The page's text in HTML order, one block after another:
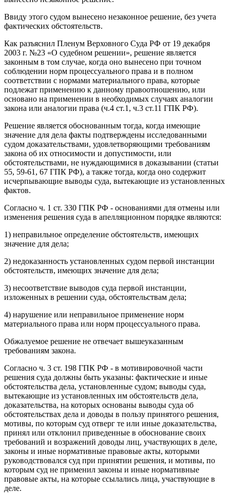
Ввиду этого судом вынесено незаконное решение, без учета
фактических обстоятельств.
Как разъяснил Пленум Верховного Суда РФ от 19 декабря
2003 г. №23 «О судебном решении», решение является
законным в том случае, когда оно вынесено при точном
соблюдении норм процессуального права и в полном
соответствии с нормами материального права, которые
подлежат применению к данному правоотношению, или
основано на применении в необходимых случаях аналогии
закона или аналогии права (ч.4 ст.1, ч.3 ст.11 ГПК РФ).
Решение является обоснованным тогда, когда имеющие
значение для дела факты подтверждены исследованными
судом доказательствами, удовлетворяющими требованиям
закона об их относимости и допустимости, или
обстоятельствами, не нуждающимися в доказывании (статьи
55, 59-61, 67 ГПК РФ), а также тогда, когда оно содержит
исчерпывающие выводы суда, вытекающие из установленных
фактов.
Согласно ч. 1 ст. 330 ГПК РФ - основаниями для отмены или
изменения решения суда в апелляционном порядке являются:
1) неправильное определение обстоятельств, имеющих
значение для дела;
2) недоказанность установленных судом первой инстанции
обстоятельств, имеющих значение для дела;
3) несоответствие выводов суда первой инстанции,
изложенных в решении суда, обстоятельствам дела;
4) нарушение или неправильное применение норм
материального права или норм процессуального права.
Обжалуемое решение не отвечает вышеуказанным
требованиям закона.
Согласно ч. 3 ст. 198 ГПК РФ - в мотивировочной части
решения суда должны быть указаны: фактические и иные
обстоятельства дела, установленные судом; выводы суда,
вытекающие из установленных им обстоятельств дела,
доказательства, на которых основаны выводы суда об
обстоятельствах дела и доводы в пользу принятого решения,
мотивы, по которым суд отверг те или иные доказательства,
принял или отклонил приведенные в обоснование своих
требований и возражений доводы лиц, участвующих в деле,
законы и иные нормативные правовые акты, которыми
руководствовался суд при принятии решения, и мотивы, по
которым суд не применил законы и иные нормативные
правовые акты, на которые ссылались лица, участвующие в
деле.